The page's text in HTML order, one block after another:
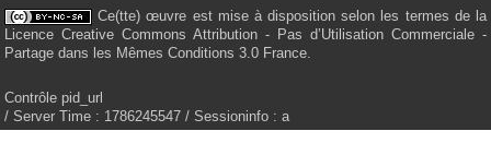
Ce(tte) œuvre est mise à disposition selon les termes de la
Licence Creative Commons Attribution - Pas d’Utilisation Commerciale -
Partage dans les Mêmes Conditions 3.0 France.
Contrôle pid_url
/ Server Time : 1786245547 / Sessioninfo : a